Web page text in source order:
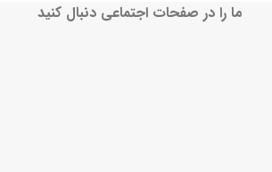
ما را در صفحات اجتماعی دنبال کنید